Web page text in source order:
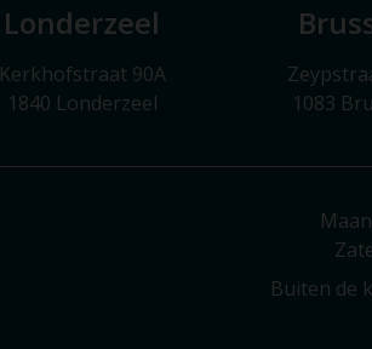
Londerzeel
Kerkhofstraat 90A
1840 Londerzeel
1083
Buiten de